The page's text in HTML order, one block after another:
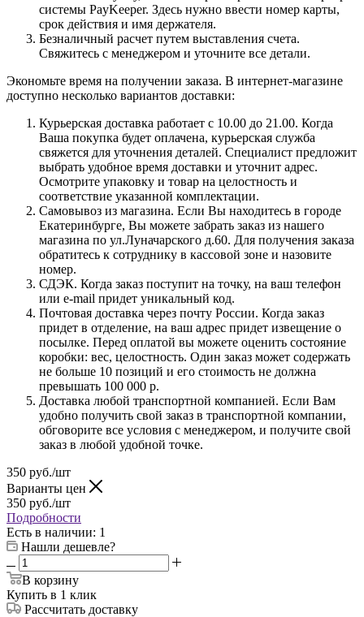
системы PayKeeper. Здесь нужно ввести номер карты,
срок действия и имя держателя.
Безналичный расчет путем выставления счета.
Свяжитесь с менеджером и уточните все детали.
Экономьте время на получении заказа. В интернет-магазине
доступно несколько вариантов доставки:
Курьерская доставка работает с 10.00 до 21.00. Когда
Ваша покупка будет оплачена, курьерская служба
свяжется для уточнения деталей. Специалист предложит
выбрать удобное время доставки и уточнит адрес.
Осмотрите упаковку и товар на целостность и
соответствие указанной комплектации.
Самовывоз из магазина. Если Вы находитесь в городе
Екатеринбурге, Вы можете забрать заказ из нашего
магазина по ул.Луначарского д.60. Для получения заказа
обратитесь к сотруднику в кассовой зоне и назовите
номер.
СДЭК. Когда заказ поступит на точку, на ваш телефон
или e-mail придет уникальный код.
Почтовая доставка через почту России. Когда заказ
придет в отделение, на ваш адрес придет извещение о
посылке. Перед оплатой вы можете оценить состояние
коробки: вес, целостность. Один заказ может содержать
не больше 10 позиций и его стоимость не должна
превышать 100 000 р.
Доставка любой транспортной компанией. Если Вам
удобно получить свой заказ в транспортной компании,
обговорите все условия с менеджером, и получите свой
заказ в любой удобной точке.
350 руб./шт
Варианты цен
350 руб./шт
Подробности
Есть в наличии: 1
Нашли дешевле?
В корзину
Купить в 1 клик
Рассчитать доставку